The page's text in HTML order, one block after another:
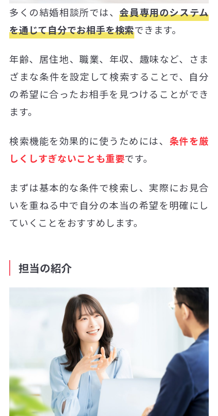
多くの結婚相談所では、会員専用のシステム
を通じて自分でお相手を検索できます。
年齢、居住地、職業、年収、趣味など、さま
ざまな条件を設定して検索することで、自分
の希望に合ったお相手を見つけることができ
ます。
検索機能を効果的に使うためには、 条件を厳
しくしすぎないことも重要です。
まずは基本的な条件で検索し、実際にお見合
いを重ねる中で自分の本当の希望を明確にし
ていくことをおすすめします。
担当の紹介